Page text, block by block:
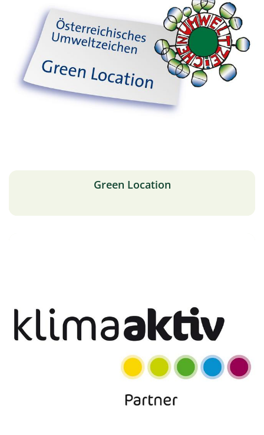
Green Location